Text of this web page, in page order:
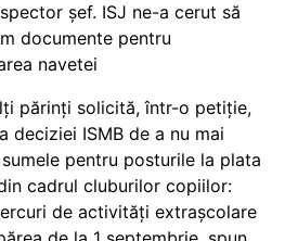
șef. ISJ ne-a cerut să
documente pentru
navetei
părinți solicită, într-o petiție,
deciziei ISMB de a nu mai
pentru posturile la plata
cadrul cluburilor copiilor:
de activități extrașcolare